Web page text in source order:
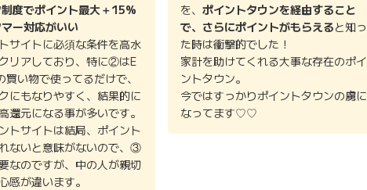
度でポイント最大＋15%
ー対応がいい
サイトに必須な条件を高水
リアしており、特に②はE
買い物で使ってるだけで、
にもなりやすく、結果的に
還元になる事が多いです。
トサイトは結局、ポイント
ないと意味がないので、③
なのですが、中の人が親切
感が違います。
を、 ポイントタウンを経由すること
で、さらにポイントがもらえると知っ
た時は衝撃的でした！
家計を助けてくれる大事な存在のポイ
ントタウン。
今ではすっかりポイントタウンの虜に
なってます♡♡